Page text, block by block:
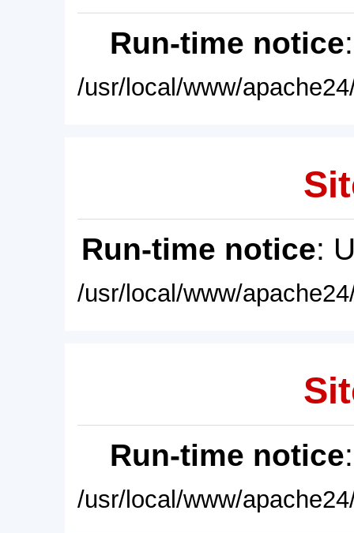
Run-time notice
/usr/local/www/
Run-time notice:
/usr/local/www/
Run-time notice
/usr/local/www/